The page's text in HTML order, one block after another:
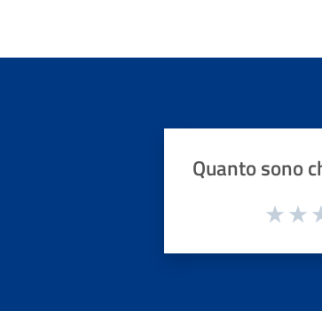
Quanto sono
Valuta da 1 a 5 stelle la